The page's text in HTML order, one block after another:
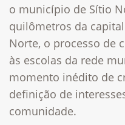
o município de Sítio
quilômetros da
Norte, o processo de
às escolas da rede
momento inédito de
definição de
comunidade.